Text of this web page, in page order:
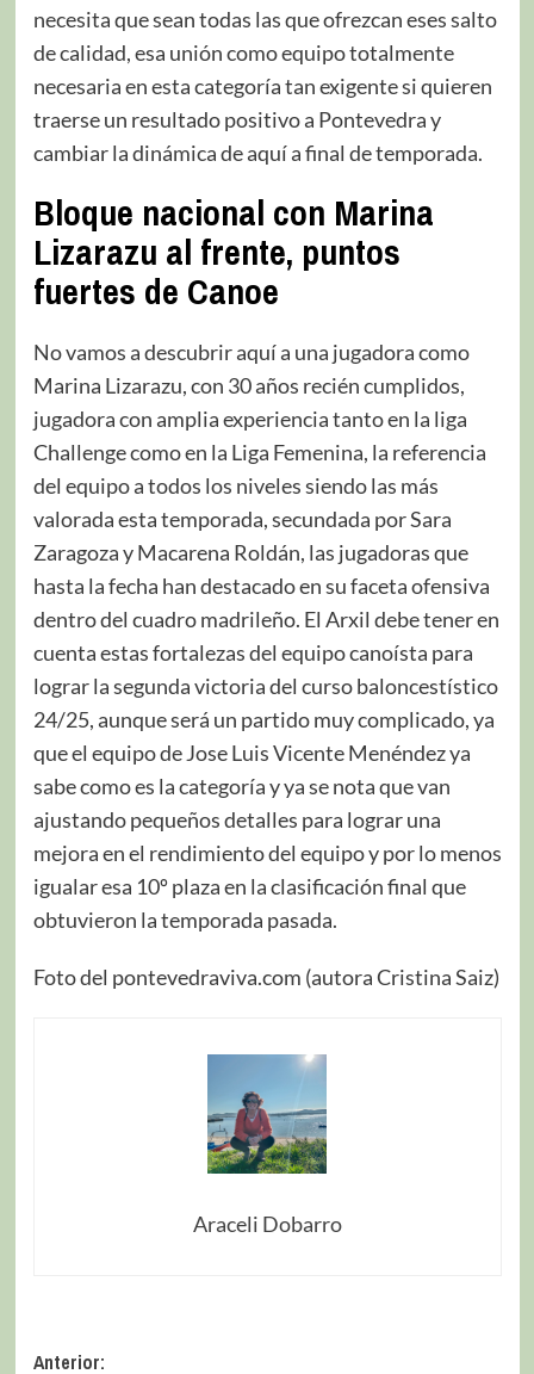
necesita que sean todas las que ofrezcan eses salto
de calidad, esa unión como equipo totalmente
necesaria en esta categoría tan exigente si quieren
traerse un resultado positivo a Pontevedra y
cambiar la dinámica de aquí a final de temporada.
Bloque nacional con Marina
Lizarazu al frente, puntos
fuertes de Canoe
No vamos a descubrir aquí a una jugadora como
Marina Lizarazu, con 30 años recién cumplidos,
jugadora con amplia experiencia tanto en la liga
Challenge como en la Liga Femenina, la referencia
del equipo a todos los niveles siendo las más
valorada esta temporada, secundada por Sara
Zaragoza y Macarena Roldán, las jugadoras que
hasta la fecha han destacado en su faceta ofensiva
dentro del cuadro madrileño. El Arxil debe tener en
cuenta estas fortalezas del equipo canoísta para
lograr la segunda victoria del curso baloncestístico
24/25, aunque será un partido muy complicado, ya
que el equipo de Jose Luis Vicente Menéndez ya
sabe como es la categoría y ya se nota que van
ajustando pequeños detalles para lograr una
mejora en el rendimiento del equipo y por lo menos
igualar esa 10º plaza en la clasificación final que
obtuvieron la temporada pasada.
Foto del pontevedraviva.com (autora Cristina Saiz)
Araceli Dobarro
Anterior: